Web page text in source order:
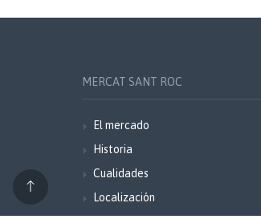
MERCAT SANT ROC
El mercado
Historia
Cualidades
Localización